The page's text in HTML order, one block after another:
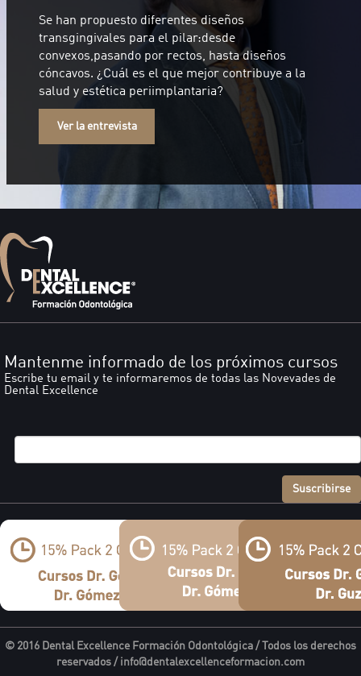
Se han propuesto diferentes diseños
transgingivales para el pilar:desde
convexos,pasando por rectos, hasta diseños
cóncavos. ¿Cuál es el que mejor contribuye a la
salud y estética periimplantaria?
Ver la entrevista
Mantenme informado de los próximos cursos
Escribe tu email y te informaremos de todas las Novevades de
Dental Excellence
Suscribirse
© 2016 Dental Excellence Formación Odontológica / Todos los derechos
reservados / info@dentalexcellenceformacion.com